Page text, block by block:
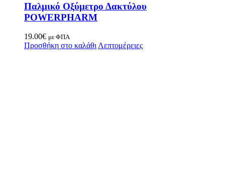
Παλμικό Οξύμετρο Δακτύλου
POWERPHARM
19.00€ με ΦΠΑ
Προσθήκη στο καλάθιΛεπτομέρειες